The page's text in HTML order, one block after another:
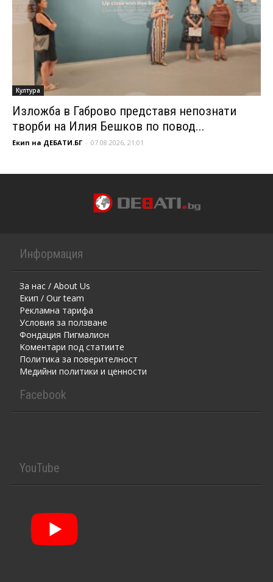
Култура
Изложба в Габрово представя непознати
творби на Илия Бешков по повод...
Екип на ДЕБАТИ.БГ - 07.08.2026, 21:01
Информация
За нас / About Us
Екип / Our team
Рекламна тарифа
Условия за ползване
Фондация Пигмалион
Kоментaри под статиите
Политика за поверителност
Медийни политики и ценности
Facebook
YouTube